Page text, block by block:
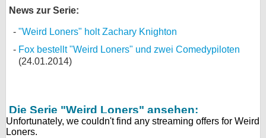
News zur Serie:
"Weird Loners" holt Zachary Knighton
Fox bestellt "Weird Loners" und zwei Comedypiloten
(24.01.2014)
Die Serie "Weird Loners" ansehen:
Datenschutz
Desktop-Ansicht